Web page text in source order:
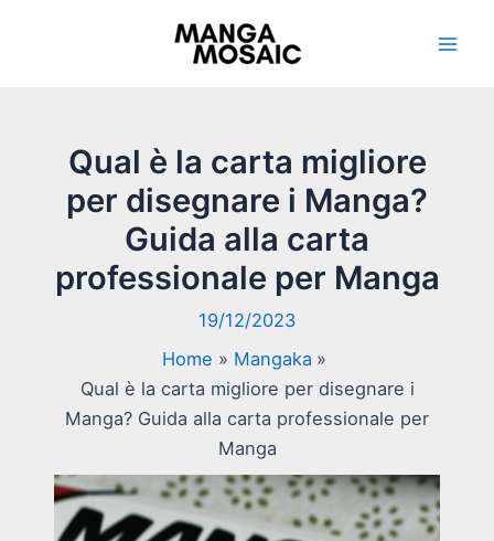
Qual è la carta migliore
per disegnare i Manga?
Guida alla carta
professionale per Manga
19/12/2023
Home
Mangaka
Qual è la carta migliore per disegnare i
Manga? Guida alla carta professionale per
Manga